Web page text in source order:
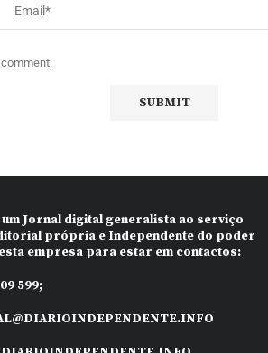
um Jornal digital generalista ao serviço
própria e Independente do poder
empresa para estar em contactos:
599;